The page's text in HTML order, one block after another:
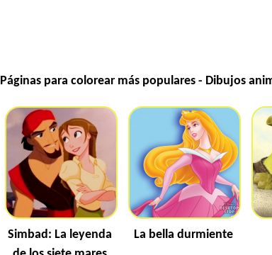
Páginas para colorear más populares - Dibujos
Simbad: La leyenda
La bella durmiente